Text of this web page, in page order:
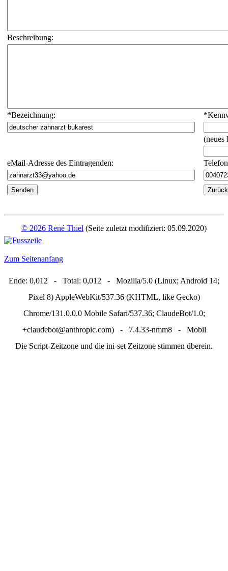
Beschreibung:
*Bezeichnung: *
(neues
eMail-Adresse des Eintragenden:
© 2026 René Thiel (Seite zuletzt modifiziert: 05.09.2020)
Zum Seitenanfang
Ende: 0,012 - Total: 0,012 - Mozilla/5.0 (Linux; Android 14;
Pixel 8) AppleWebKit/537.36 (KHTML, like Gecko)
Chrome/131.0.0.0 Mobile Safari/537.36; ClaudeBot/1.0;
+claudebot@anthropic.com) - 7.4.33-nmm8 - Mobil
Die Script-Zeitzone und die ini-set Zeitzone stimmen überein.